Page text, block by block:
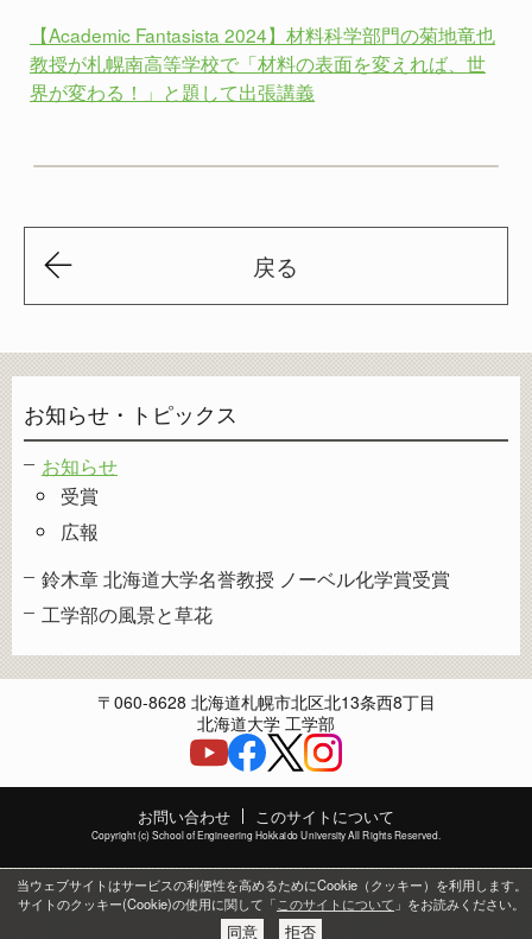
【Academic Fantasista 2024】材料科学部門の菊地竜也
教授が札幌南高等学校で「材料の表面を変えれば、世
界が変わる！」と題して出張講義
戻る
お知らせ・トピックス
お知らせ
受賞
広報
鈴木章 北海道大学名誉教授 ノーベル化学賞受賞
工学部の風景と草花
〒060-8628 北海道札幌市北区北13条西8丁目
北海道大学 工学部
Copyright (c) School of Engineering Hokkaido University All Rights Reserved.
お問い合わせ このサイトについて
当ウェブサイトはサービスの利便性を高めるためにCookie（クッキー）を利用します。
サイトのクッキー(Cookie)の使用に関して「このサイトについて 」をお読みください。
同意 拒否